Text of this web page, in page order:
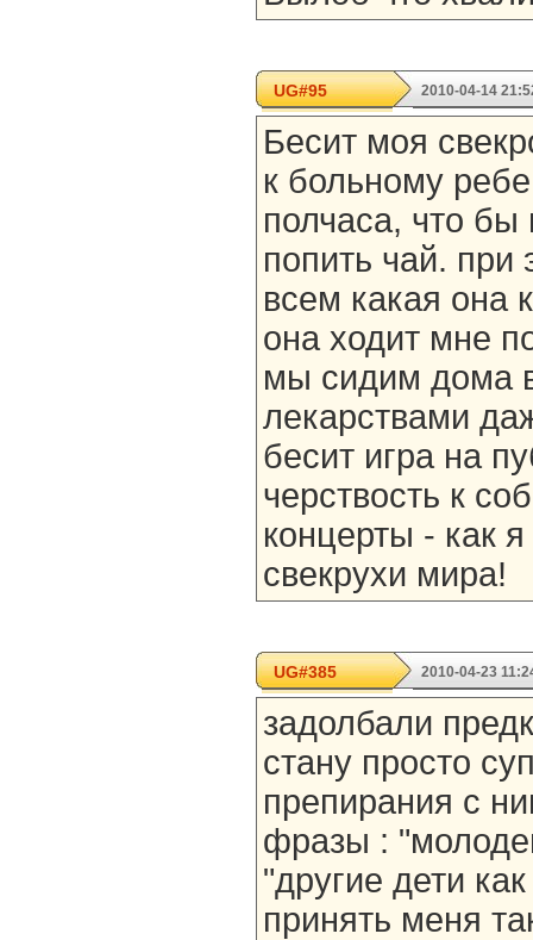
UG#95 2010-04-14
Бесит моя
к больному
полчаса, что бы
попить чай. при
всем какая она
она ходит мне
мы сидим дома
лекарствами
бесит игра на
черствость к
концерты - как
свекрухи мира!
UG#385 2010-04-23
задолбали
стану просто
препирания с
фразы :
"другие дети
принять меня